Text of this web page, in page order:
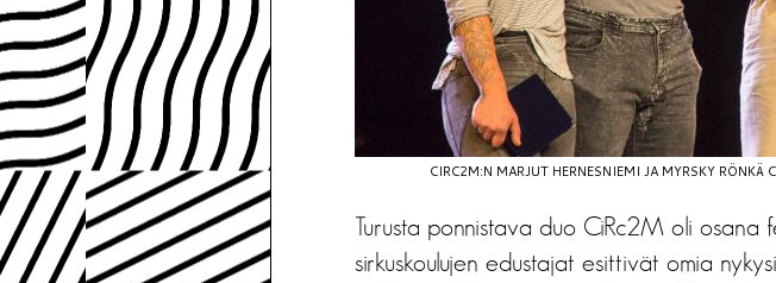
CIRC2M:N MARJUT HERNESNIEMI JA MYRSKY
Turusta ponnistava duo CiRc2M oli osana
sirkuskoulujen edustajat esittivät omia